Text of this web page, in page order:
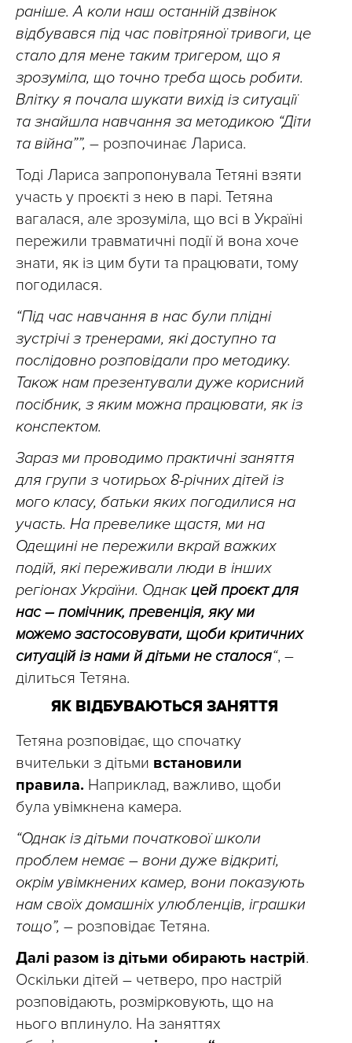
раніше. А коли наш останній дзвінок
відбувався під час повітряної тривоги, це
стало для мене таким тригером, що я
зрозуміла, що точно треба щось робити.
Влітку я почала шукати вихід із ситуації
та знайшла навчання за методикою “Діти
та війна””, – розпочинає Лариса.
Тоді Лариса запропонувала Тетяні взяти
участь у проєкті з нею в парі. Тетяна
вагалася, але зрозуміла, що всі в Україні
пережили травматичні події й вона хоче
знати, як із цим бути та працювати, тому
погодилася.
“Під час навчання в нас були плідні
зустрічі з тренерами, які доступно та
послідовно розповідали про методику.
Також нам презентували дуже корисний
посібник, з яким можна працювати, як із
конспектом.
Зараз ми проводимо практичні заняття
для групи з чотирьох 8-річних дітей із
мого класу, батьки яких погодилися на
участь. На превелике щастя, ми на
Одещині не пережили вкрай важких
подій, які переживали люди в інших
регіонах України. Однакцей проєкт для
нас – помічник, превенція, яку ми
можемо застосовувати, щоби критичних
ситуацій із нами й дітьми не сталося“, –
ділиться Тетяна.
ЯК ВІДБУВАЮТЬСЯ ЗАНЯТТЯ
Тетяна розповідає, що спочатку
вчительки з дітьми встановили
правила. Наприклад, важливо, щоби
була увімкнена камера.
“Однак із дітьми початкової школи
проблем немає – вони дуже відкриті,
окрім увімкнених камер, вони показують
нам своїх домашніх улюбленців, іграшки
тощо”, – розповідає Тетяна.
Далі разом із дітьми обирають настрій.
Оскільки дітей – четверо, про настрій
розповідають, розмірковують, що на
нього вплинуло. На заняттях